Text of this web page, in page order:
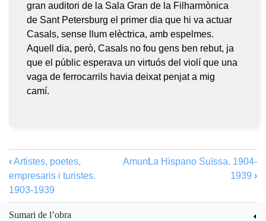
gran auditori de la Sala Gran de la Filharmònica
de Sant Petersburg el primer dia que hi va actuar
Casals, sense llum elèctrica, amb espelmes.
Aquell dia, però, Casals no fou gens ben rebut, ja
que el públic esperava un virtuós del violí que una
vaga de ferrocarrils havia deixat penjat a mig
camí.
‹Artistes, poetes,
empresaris i turistes.
1903-1939
AmuntLa Hispano Suïssa. 1904-
1939 ›
Sumari de l’obra